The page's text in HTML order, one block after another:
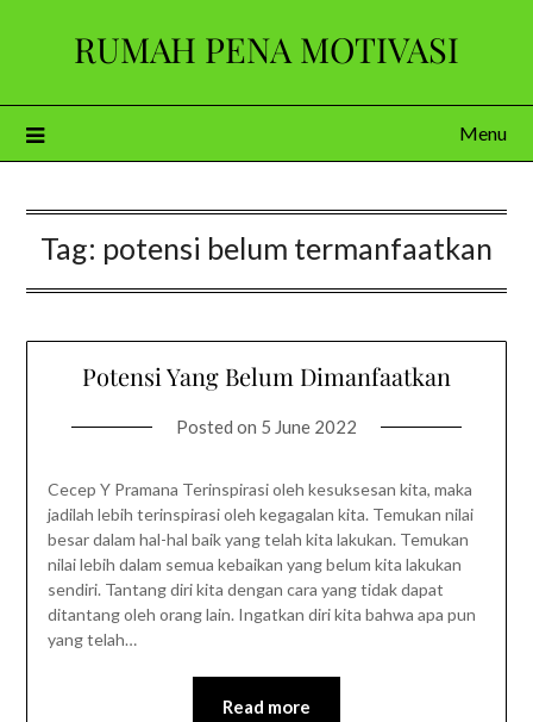
RUMAH PENA MOTIVASI
Menu
Tag: potensi belum termanfaatkan
Potensi Yang Belum Dimanfaatkan
Posted on 5 June 2022
Cecep Y Pramana Terinspirasi oleh kesuksesan kita, maka
jadilah lebih terinspirasi oleh kegagalan kita. Temukan nilai
besar dalam hal-hal baik yang telah kita lakukan. Temukan
nilai lebih dalam semua kebaikan yang belum kita lakukan
sendiri. Tantang diri kita dengan cara yang tidak dapat
ditantang oleh orang lain. Ingatkan diri kita bahwa apa pun
yang telah…
Read more